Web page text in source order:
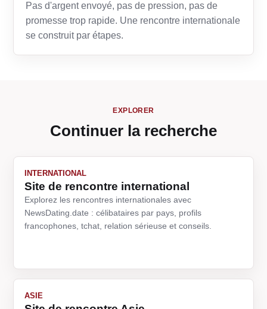
Pas d'argent envoyé, pas de pression, pas de
promesse trop rapide. Une rencontre internationale
se construit par étapes.
EXPLORER
Continuer la recherche
INTERNATIONAL
Site de rencontre international
Explorez les rencontres internationales avec
NewsDating.date : célibataires par pays, profils
francophones, tchat, relation sérieuse et conseils.
ASIE